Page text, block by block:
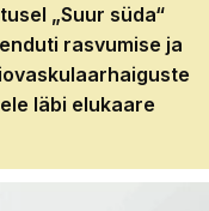
„Suur süda“
rasvumise ja
läbi elukaare